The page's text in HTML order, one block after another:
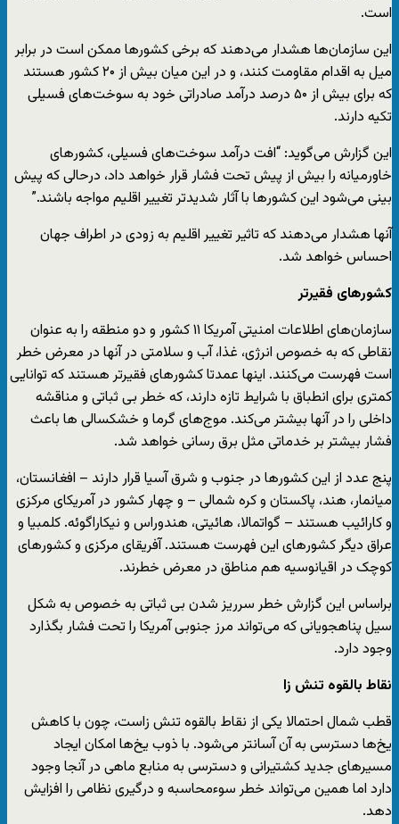
است.
این سازمان‌ها هشدار می‌دهند که برخی کشورها ممکن است در برابر
میل به اقدام مقاومت کنند، و در این میان بیش از ۲۰ کشور هستند
که برای بیش از ۵۰ درصد درآمد صادراتی خود به سوخت‌های فسیلی
تکیه دارند.
این گزارش می‌گوید: “افت درآمد سوخت‌های فسیلی، کشورهای
خاورمیانه را بیش از پیش تحت فشار قرار خواهد داد، درحالی که پیش
بینی می‌شود این کشورها با آثار شدیدتر تغییر اقلیم مواجه باشند.”
آنها هشدار می‌دهند که تاثیر تغییر اقلیم به زودی در اطراف جهان
احساس خواهد شد.
کشورهای فقیرتر
سازمان‌های اطلاعات امنیتی آمریکا ۱۱ کشور و دو منطقه را به عنوان
نقاطی که به خصوص انرژی، غذا، آب و سلامتی در آنها در معرض خطر
است فهرست می‌کنند. اینها عمدتا کشورهای فقیرتر هستند که توانایی
کمتری برای انطباق با شرایط تازه دارند، که خطر بی ثباتی و مناقشه
داخلی را در آنها بیشتر می‌کند. موج‌های گرما و خشکسالی ها باعث
فشار بیشتر بر خدماتی مثل برق رسانی خواهد شد.
پنج عدد از این کشورها در جنوب و شرق آسیا قرار دارند – افغانستان،
میانمار، هند، پاکستان و کره شمالی – و چهار کشور در آمریکای مرکزی
و کارائیب هستند – گواتمالا، هائیتی، هندوراس و نیکاراگوئه. کلمبیا و
عراق دیگر کشورهای این فهرست هستند. آفریقای مرکزی و کشورهای
کوچک در اقیانوسیه هم مناطق در معرض خطرند.
براساس این گزارش خطر سرریز شدن بی ثباتی به خصوص به شکل
سیل پناهجویانی که می‌تواند مرز جنوبی آمریکا را تحت فشار بگذارد
وجود دارد.
نقاط بالقوه تنش زا
قطب شمال احتمالا یکی از نقاط بالقوه تنش زاست، چون با کاهش
یخ‌ها دسترسی به آن آسانتر می‌شود. با ذوب یخ‌ها امکان ایجاد
مسیرهای جدید کشتیرانی و دسترسی به منابع ماهی در آنجا وجود
دارد اما همین می‌تواند خطر سوءمحاسبه و درگیری نظامی را افزایش
دهد.